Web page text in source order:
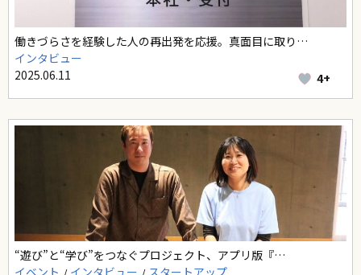
働きづらさを経験した人の再出発を応援。真面目に取り…
インタビュー
2025.06.11
4+
“遊び”と“学び”をつなぐプロジェクト、アプリ版『…